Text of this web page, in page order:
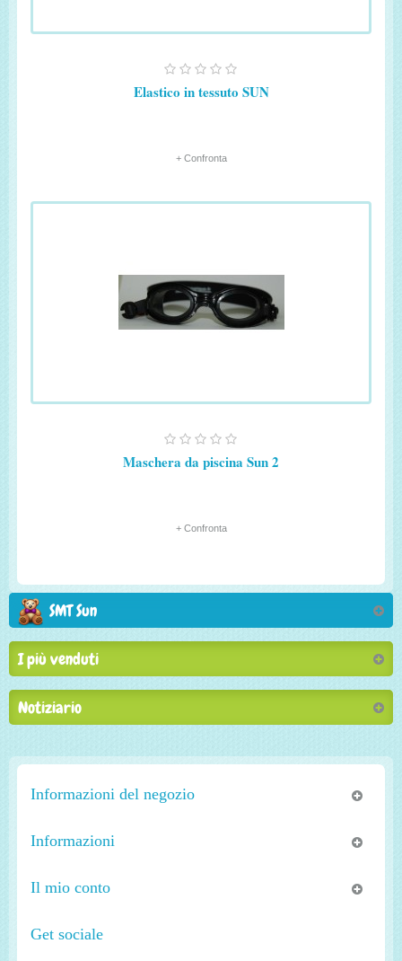
Elastico in tessuto SUN
+ Confronta
Maschera da piscina Sun 2
+ Confronta
SMT Sun
I più venduti
Notiziario
Informazioni del negozio
Informazioni
Il mio conto
Get sociale